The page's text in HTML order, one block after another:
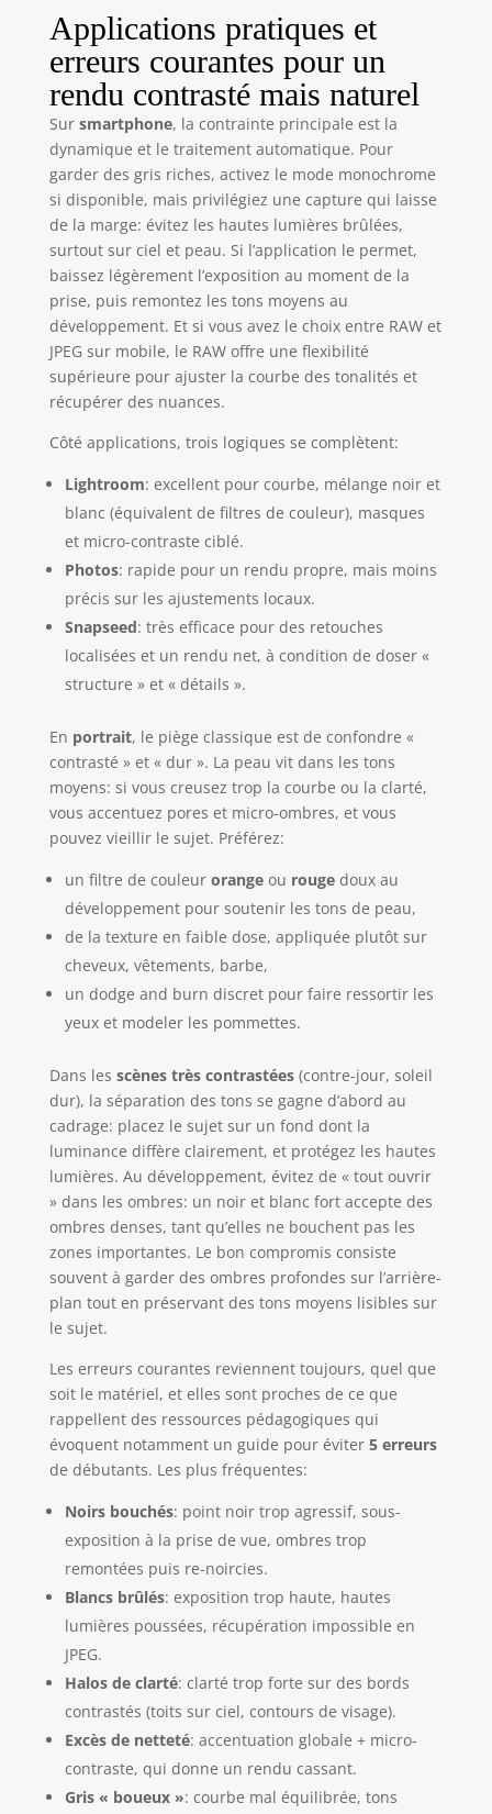
Applications pratiques et
erreurs courantes pour un
rendu contrasté mais naturel
Sur smartphone, la contrainte principale est la
dynamique et le traitement automatique. Pour
garder des gris riches, activez le mode monochrome
si disponible, mais privilégiez une capture qui laisse
de la marge: évitez les hautes lumières brûlées,
surtout sur ciel et peau. Si l’application le permet,
baissez légèrement l’exposition au moment de la
prise, puis remontez les tons moyens au
développement. Et si vous avez le choix entre RAW et
JPEG sur mobile, le RAW offre une flexibilité
supérieure pour ajuster la courbe des tonalités et
récupérer des nuances.
Côté applications, trois logiques se complètent:
Lightroom: excellent pour courbe, mélange noir et
blanc (équivalent de filtres de couleur), masques
et micro-contraste ciblé.
Photos: rapide pour un rendu propre, mais moins
précis sur les ajustements locaux.
Snapseed: très efficace pour des retouches
localisées et un rendu net, à condition de doser «
structure » et « détails ».
En portrait, le piège classique est de confondre «
contrasté » et « dur ». La peau vit dans les tons
moyens: si vous creusez trop la courbe ou la clarté,
vous accentuez pores et micro-ombres, et vous
pouvez vieillir le sujet. Préférez:
un filtre de couleur orangeou rougedoux au
développement pour soutenir les tons de peau,
de la texture en faible dose, appliquée plutôt sur
cheveux, vêtements, barbe,
un dodge and burn discret pour faire ressortir les
yeux et modeler les pommettes.
Dans les scènes très contrastées(contre-jour, soleil
dur), la séparation des tons se gagne d’abord au
cadrage: placez le sujet sur un fond dont la
luminance diffère clairement, et protégez les hautes
lumières. Au développement, évitez de « tout ouvrir
» dans les ombres: un noir et blanc fort accepte des
ombres denses, tant qu’elles ne bouchent pas les
zones importantes. Le bon compromis consiste
souvent à garder des ombres profondes sur l’arrière-
plan tout en préservant des tons moyens lisibles sur
le sujet.
Les erreurs courantes reviennent toujours, quel que
soit le matériel, et elles sont proches de ce que
rappellent des ressources pédagogiques qui
évoquent notamment un guide pour éviter 5 erreurs
de débutants. Les plus fréquentes:
Noirs bouchés: point noir trop agressif, sous-
exposition à la prise de vue, ombres trop
remontées puis re-noircies.
Blancs brûlés: exposition trop haute, hautes
lumières poussées, récupération impossible en
JPEG.
Halos de clarté: clarté trop forte sur des bords
contrastés (toits sur ciel, contours de visage).
Excès de netteté: accentuation globale + micro-
contraste, qui donne un rendu cassant.
Gris « boueux »: courbe mal équilibrée, tons